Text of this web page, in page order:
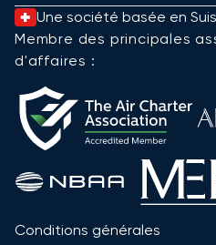
Une société basée en
Membre des principales
d'affaires :
Conditions générales